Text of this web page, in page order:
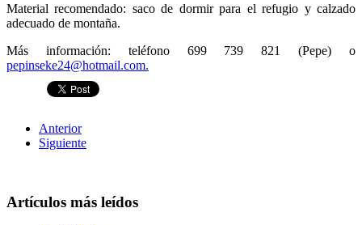
Material recomendado: saco de dormir para el refugio y calzado
adecuado de montaña.
Más información: teléfono 699 739 821 (Pepe) o
pepinseke24@hotmail.com.
Anterior
Siguiente
Artículos más leídos